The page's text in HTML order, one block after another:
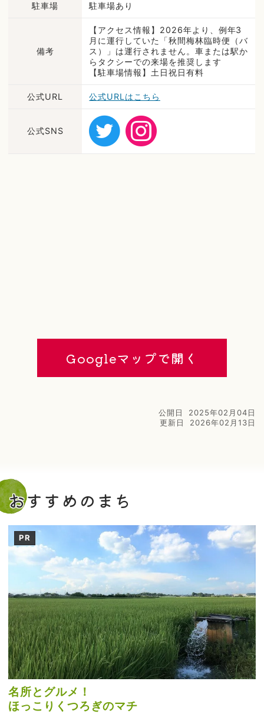
駐車場 駐車場あり
備考
【アクセス情報】2026年より、例年3
月に運行していた「秋間梅林臨時便（バ
ス）」は運行されません。車または駅か
らタクシーでの来場を推奨します
【駐車場情報】土日祝日有料
公式URL 公式URLはこちら
公式SNS
Googleマップで開く
公開日
2025年02月04日
更新日
2026年02月13日
おすすめのまち
PR
名所とグルメ！
ほっこりくつろぎのマチ